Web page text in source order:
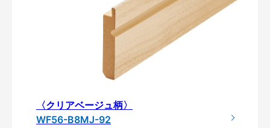
〈クリアベージュ柄〉
WF56-B8MJ-92